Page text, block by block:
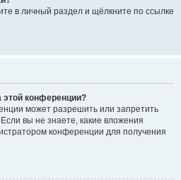
в личный раздел и щёлкните по ссылке
этой конференции?
может разрешить или запретить
вы не знаете, какие вложения
конференции для получения